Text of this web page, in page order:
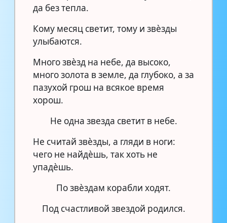
да без тепла.
Кому месяц светит, тому и звѐзды
улыбаются.
Много звѐзд на небе, да высоко,
много золота в земле, да глубоко, а за
пазухой грош на всякое время
хорош.
Не одна звезда светит в небе.
Не считай звѐзды, а гляди в ноги:
чего не найдѐшь, так хоть не
упадѐшь.
По звѐздам корабли ходят.
Под счастливой звездой родился.